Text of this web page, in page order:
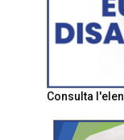
Consulta